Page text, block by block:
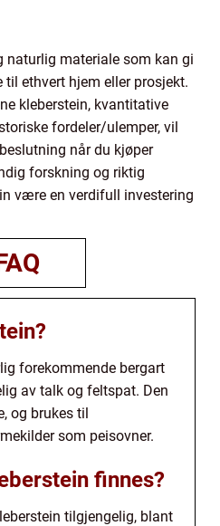
naturlig materiale som kan gi
ethvert hjem eller prosjekt.
kleberstein, kvantitative
fordeler/ulemper, vil
når du kjøper
forskning og riktig
være en verdifull investering
forekommende bergart
av talk og feltspat. Den
og brukes til
som peisovner.
finnes?
tilgjengelig, blant